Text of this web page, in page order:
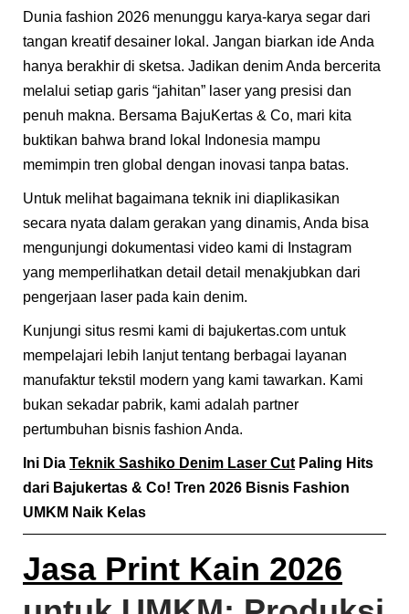
Dunia fashion 2026 menunggu karya-karya segar dari
tangan kreatif desainer lokal. Jangan biarkan ide Anda
hanya berakhir di sketsa. Jadikan denim Anda bercerita
melalui setiap garis “jahitan” laser yang presisi dan
penuh makna. Bersama BajuKertas & Co, mari kita
buktikan bahwa brand lokal Indonesia mampu
memimpin tren global dengan inovasi tanpa batas.
Untuk melihat bagaimana teknik ini diaplikasikan
secara nyata dalam gerakan yang dinamis, Anda bisa
mengunjungi dokumentasi video kami di Instagram
yang memperlihatkan detail detail menakjubkan dari
pengerjaan laser pada kain denim.
Kunjungi situs resmi kami di bajukertas.com untuk
mempelajari lebih lanjut tentang berbagai layanan
manufaktur tekstil modern yang kami tawarkan. Kami
bukan sekadar pabrik, kami adalah partner
pertumbuhan bisnis fashion Anda.
Ini Dia Teknik Sashiko Denim Laser Cut Paling Hits
dari Bajukertas & Co! Tren 2026 Bisnis Fashion
UMKM Naik Kelas
Jasa Print Kain 2026